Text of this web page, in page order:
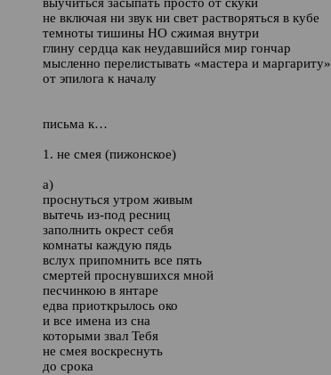
выучиться засыпать просто от скуки
не включая ни звук ни свет растворяться в кубе
темноты тишины НО сжимая внутри
глину сердца как неудавшийся мир гончар
мысленно перелистывать «мастера и маргариту»
от эпилога к началу
письма к…
1. не смея (пижонское)
а)
проснуться утром живым
вытечь из-под ресниц
заполнить окрест себя
комнаты каждую пядь
вслух припомнить все пять
смертей проснувшихся мной
песчинкою в янтаре
едва приоткрылось око
и все имена из сна
которыми звал Тебя
не смея воскреснуть
до срока